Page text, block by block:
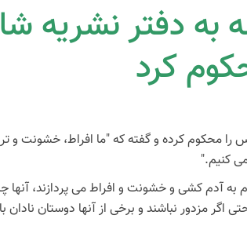
به دفتر نشریه‌
کرد
محکوم کرده و گفته که "ما افراط، خشونت و
کنیم."
به آدم کشی و خشونت و افراط می پردازند، آنها
مزدور نباشند و برخی از آنها دوستان نادان